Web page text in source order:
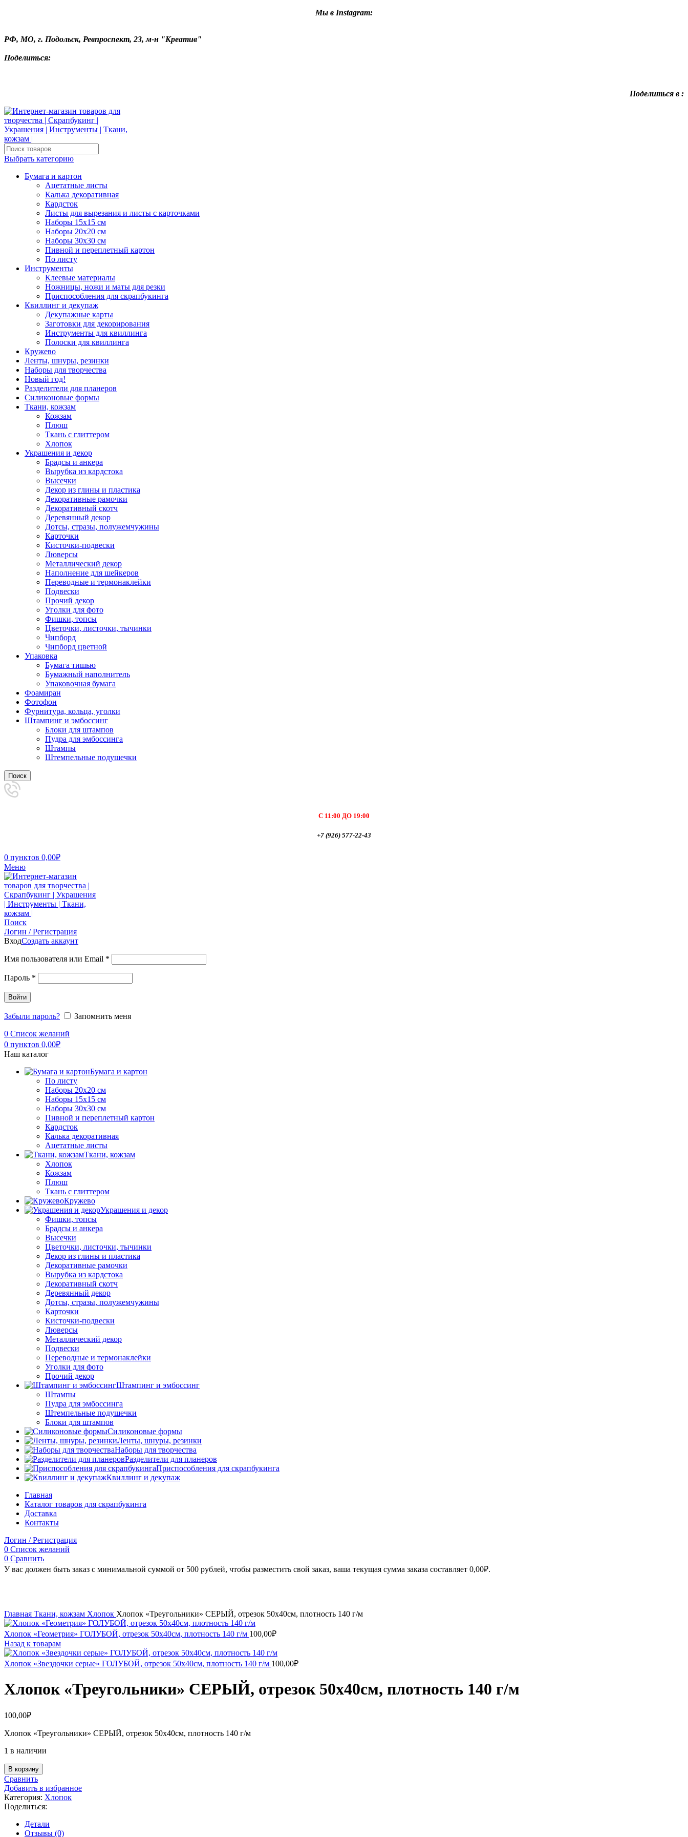
Мы в Instagram:
РФ, МО, г. Подольск, Ревпроспект, 23, м-н "Креатив"
Поделиться:
Поделиться в :
Выбрать категорию
Бумага и картон
Ацетатные листы
Калька декоративная
Кардсток
Листы для вырезания и листы с карточками
Наборы 15х15 см
Наборы 20х20 см
Наборы 30х30 см
Пивной и переплетный картон
По листу
Инструменты
Клеевые материалы
Ножницы, ножи и маты для резки
Приспособления для скрапбукинга
Квиллинг и декупаж
Декупажные карты
Заготовки для декорирования
Инструменты для квиллинга
Полоски для квиллинга
Кружево
Ленты, шнуры, резинки
Наборы для творчества
Новый год!
Разделители для планеров
Силиконовые формы
Ткани, кожзам
Кожзам
Плюш
Ткань с глиттером
Хлопок
Украшения и декор
Брадсы и анкера
Вырубка из кардстока
Высечки
Декор из глины и пластика
Декоративные рамочки
Декоративный скотч
Деревянный декор
Дотсы, стразы, полужемчужины
Карточки
Кисточки-подвески
Люверсы
Металлический декор
Наполнение для шейкеров
Переводные и термонаклейки
Подвески
Прочий декор
Уголки для фото
Фишки, топсы
Цветочки, листочки, тычинки
Чипборд
Чипборд цветной
Упаковка
Бумага тишью
Бумажный наполнитель
Упаковочная бумага
Фоамиран
Фотофон
Фурнитура, кольца, уголки
Штампинг и эмбоссинг
Блоки для штампов
Пудра для эмбоссинга
Штампы
Штемпельные подушечки
Поиск
С 11:00 ДО 19:00
+7 (926) 577-22-43
0 пунктов 0,00₽
Меню
Поиск
Логин / Регистрация
ВходСоздать аккаунт
Имя пользователя или Email *
Пароль *
Войти
Забыли пароль?
Запомнить меня
0 Список желаний
0 пунктов 0,00₽
Наш каталог
Бумага и картон
По листу
Наборы 20х20 см
Наборы 15х15 см
Наборы 30х30 см
Пивной и переплетный картон
Кардсток
Калька декоративная
Ацетатные листы
Ткани, кожзам
Хлопок
Кожзам
Плюш
Ткань с глиттером
Кружево
Украшения и декор
Фишки, топсы
Брадсы и анкера
Высечки
Цветочки, листочки, тычинки
Декор из глины и пластика
Декоративные рамочки
Вырубка из кардстока
Декоративный скотч
Деревянный декор
Дотсы, стразы, полужемчужины
Карточки
Кисточки-подвески
Люверсы
Металлический декор
Подвески
Переводные и термонаклейки
Уголки для фото
Прочий декор
Штампинг и эмбоссинг
Штампы
Пудра для эмбоссинга
Штемпельные подушечки
Блоки для штампов
Силиконовые формы
Ленты, шнуры, резинки
Наборы для творчества
Разделители для планеров
Приспособления для скрапбукинга
Квиллинг и декупаж
Главная
Каталог товаров для скрапбукинга
Доставка
Контакты
Логин / Регистрация
0 Список желаний
0 Сравнить
У вас должен быть заказ с минимальной суммой от 500 рублей, чтобы разместить свой заказ, ваша текущая сумма заказа составляет 0,00₽.
Главная Ткани, кожзам Хлопок Хлопок «Треугольники» СЕРЫЙ, отрезок 50х40см, плотность 140 г/м
Хлопок «Геометрия» ГОЛУБОЙ, отрезок 50х40см, плотность 140 г/м 100,00₽
Назад к товарам
Хлопок «Звездочки серые» ГОЛУБОЙ, отрезок 50х40см, плотность 140 г/м 100,00₽
Хлопок «Треугольники» СЕРЫЙ, отрезок 50х40см, плотность 140 г/м
100,00₽
Хлопок «Треугольники» СЕРЫЙ, отрезок 50х40см, плотность 140 г/м
1 в наличии
Количество
товара
Хлопок
«Треугольники»
СЕРЫЙ,
отрезок
50х40см,
плотность
В корзину
Сравнить
Добавить в избранное
Категория: Хлопок
Поделиться:
Детали
Отзывы (0)